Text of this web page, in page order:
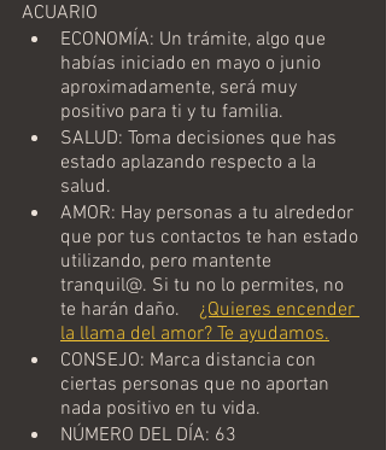
ACUARIO
ECONOMÍA: Un trámite, algo que
habías iniciado en mayo o junio
aproximadamente, será muy
positivo para ti y tu familia.
SALUD: Toma decisiones que has
estado aplazando respecto a la
salud.
AMOR: Hay personas a tu alrededor
que por tus contactos te han estado
utilizando, pero mantente
tranquil@. Si tu no lo permites, no
te harán daño. ¿Quieres encender
la llama del amor? Te ayudamos.
CONSEJO: Marca distancia con
ciertas personas que no aportan
nada positivo en tu vida.
NÚMERO DEL DÍA: 63